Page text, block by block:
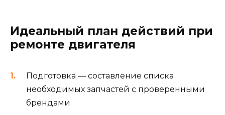
Идеальный план действий при
ремонте двигателя
Подготовка — составление списка
необходимых запчастей с проверенными
брендами